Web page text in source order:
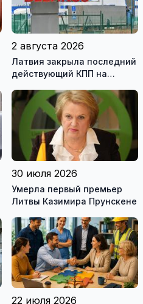
2 августа 2026
Латвия закрыла последний
действующий КПП на
30 июля 2026
Умерла первый премьер
Литвы Казимира Прунскене
22 июля 2026